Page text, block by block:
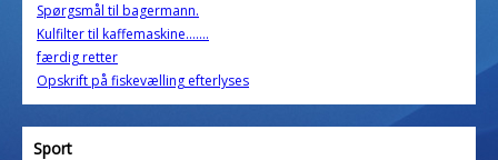
Spørgsmål til bagermann.
Kulfilter til kaffemaskine.......
færdig retter
Opskrift på fiskevælling efterlyses
Sport